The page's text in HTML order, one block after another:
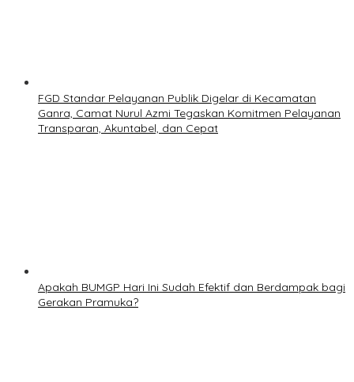
FGD Standar Pelayanan Publik Digelar di Kecamatan
Ganra, Camat Nurul Azmi Tegaskan Komitmen Pelayanan
Transparan, Akuntabel, dan Cepat
Apakah BUMGP Hari Ini Sudah Efektif dan Berdampak bagi
Gerakan Pramuka?